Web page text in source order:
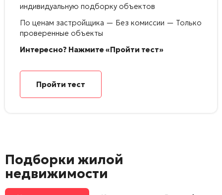
индивидуальную подборку объектов
По ценам застройщика — Без комиссии — Только
проверенные объекты
Интересно? Нажмите «Пройти тест»
Пройти тест
Подборки жилой
недвижимости